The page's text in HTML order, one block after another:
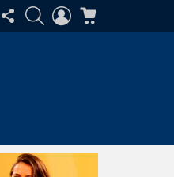
SIGA-
NOS
PESQUISAR
ENTRAR